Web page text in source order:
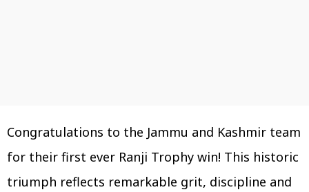
Congratulations to the Jammu and Kashmir team
for their first ever Ranji Trophy win! This historic
triumph reflects remarkable grit, discipline and